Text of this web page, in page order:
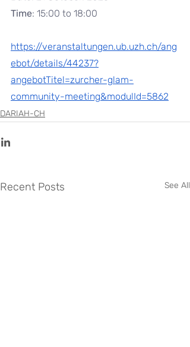
Time: 15:00 to 18:00
https://veranstaltungen.ub.uzh.ch/ang
ebot/details/44237?
angebotTitel=zurcher-glam-
community-meeting&modulId=5862
DARIAH-CH
Recent Posts See All